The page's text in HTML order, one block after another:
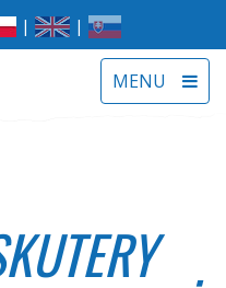
| |
MENU Toggle